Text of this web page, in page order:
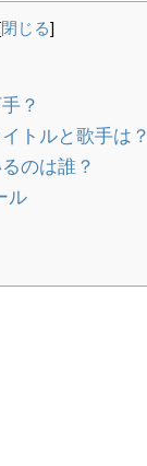
閉じる]
？
トルと歌手は？
のは誰？
ル